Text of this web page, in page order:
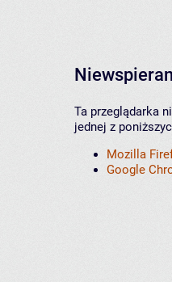
Ta przeglądarka
jednej z
Mozilla
Google